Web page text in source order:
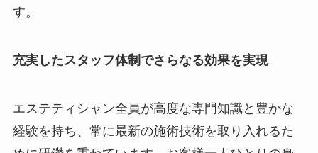
す。
充実したスタッフ体制でさらなる効果を実現
エステティシャン全員が高度な専門知識と豊かな
経験を持ち、常に最新の施術技術を取り入れるた